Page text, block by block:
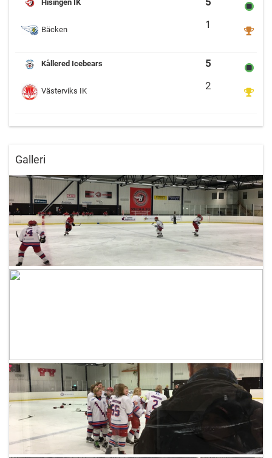
Hisingen IK
Bäcken
1
Kållered Icebears
Västerviks IK
Kållered SK vs
5
2
Galleri